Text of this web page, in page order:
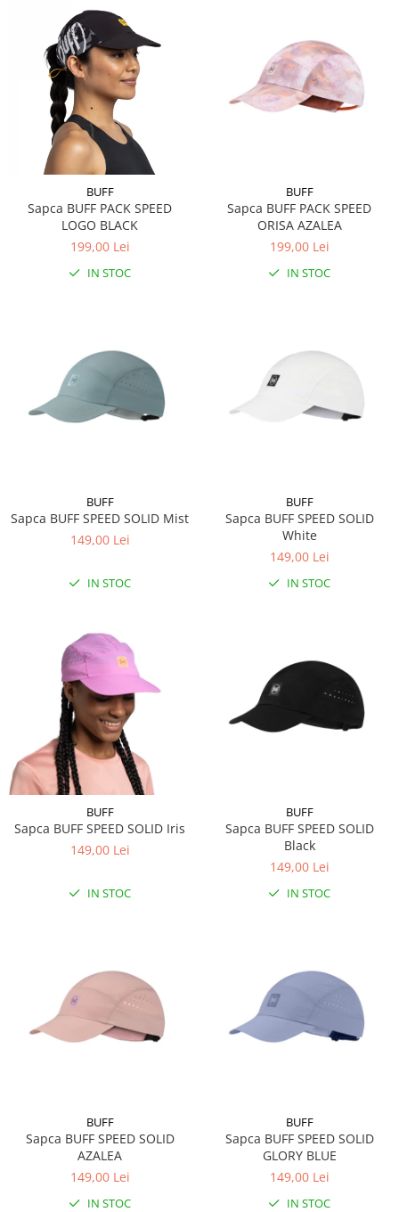
BUFF
Sapca BUFF PACK SPEED
LOGO BLACK
199,00 Lei
IN STOC
BUFF
Sapca BUFF PACK SPEED
ORISA AZALEA
199,00 Lei
IN STOC
BUFF
Sapca BUFF SPEED SOLID Mist
149,00 Lei
IN STOC
BUFF
Sapca BUFF SPEED SOLID
White
149,00 Lei
IN STOC
BUFF
Sapca BUFF SPEED SOLID Iris
149,00 Lei
IN STOC
BUFF
Sapca BUFF SPEED SOLID
Black
149,00 Lei
IN STOC
BUFF
Sapca BUFF SPEED SOLID
AZALEA
149,00 Lei
IN STOC
BUFF
Sapca BUFF SPEED SOLID
GLORY BLUE
149,00 Lei
IN STOC